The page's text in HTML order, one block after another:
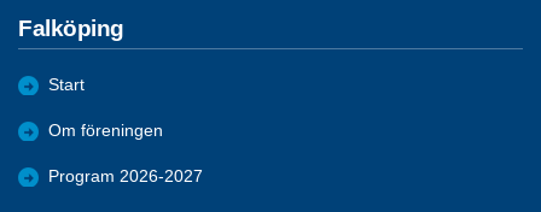
Falköping
Start
Om föreningen
Program 2026-2027